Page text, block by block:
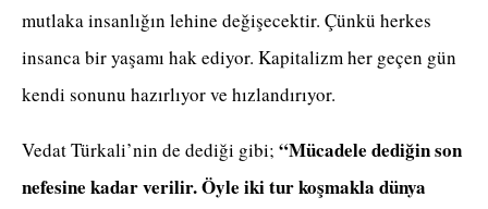
mutlaka insanlığın lehine değişecektir. Çünkü herkes
insanca bir yaşamı hak ediyor. Kapitalizm her geçen gün
kendi sonunu hazırlıyor ve hızlandırıyor.
Vedat Türkali’nin de dediği gibi; “Mücadele dediğin son
nefesine kadar verilir. Öyle iki tur koşmakla dünya